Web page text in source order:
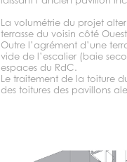
La volumétrie du projet
terrasse du voisin côté
Outre l’agrément d’une
vide de l’escalier (baie
espaces du RdC.
Le traitement de la toiture
des toitures des pavillons